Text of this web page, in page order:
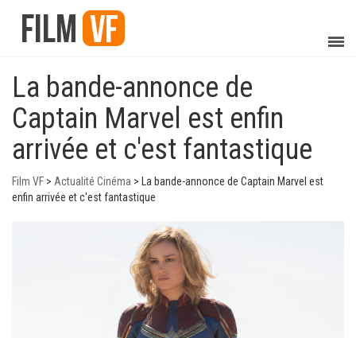
La bande-annonce de
Captain Marvel est enfin
arrivée et c'est fantastique
Film VF > Actualité Cinéma >
La bande-annonce de Captain Marvel est
enfin arrivée et c'est fantastique